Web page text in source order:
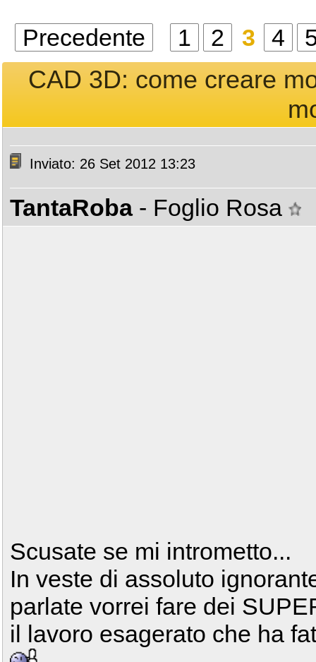
Precedente 1 2 3 4
CAD 3D: come creare
Inviato: 26 Set 2012 13:23
TantaRoba - Foglio Rosa
Scusate se mi intrometto...
In veste di assoluto
parlate vorrei fare dei
il lavoro esagerato che ha